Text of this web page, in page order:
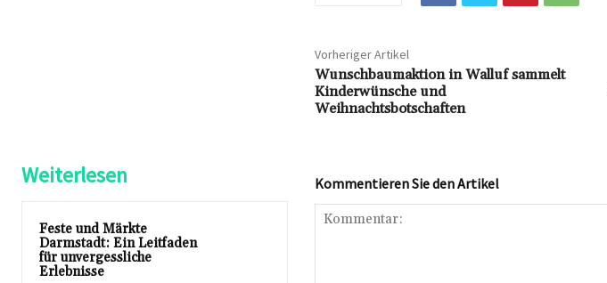
Vorheriger Artikel
Wunschbaumaktion in Walluf sammelt
Kinderwünsche und
Weihnachtsbotschaften
Weiterlesen
Feste und Märkte
Darmstadt: Ein Leitfaden
für unvergessliche
Erlebnisse
Kommentieren Sie den Artikel